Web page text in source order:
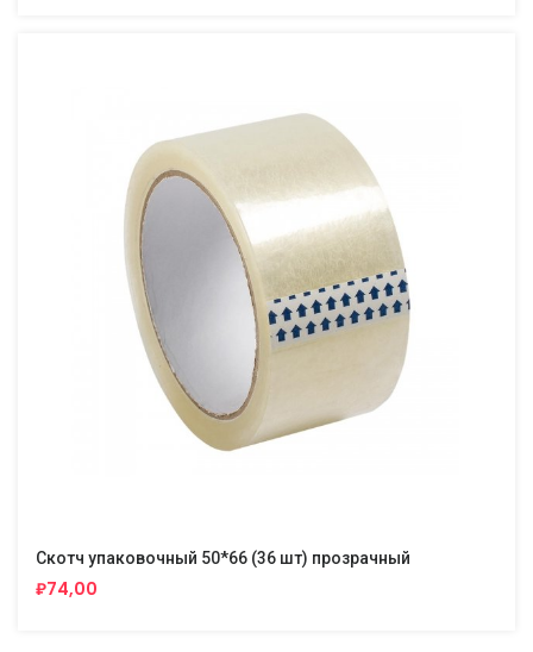
Скотч упаковочный 50*66 (36 шт) прозрачный
₽74,00